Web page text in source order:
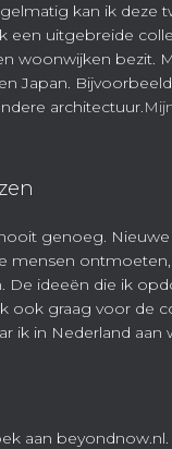
kan ik deze
een uitgebreide
woonwijken bezit.
Japan.
architectuur.
genoeg.
mensen
De ideeën die ik
ook graag voor de
ik in Nederland aan
aan beyondnow.nl.